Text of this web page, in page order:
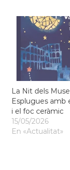
La Nit dels
Esplugues amb
i el foc ceràmic
15/05/2026
En «Actualitat»